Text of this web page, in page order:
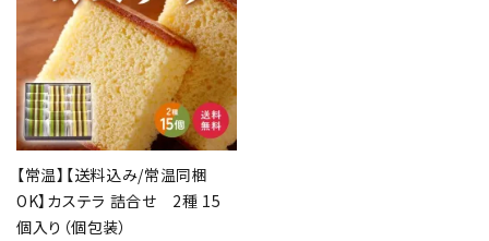
【常温】【送料込み/常温同梱
OK】カステラ 詰合せ 2種 15
個入り（個包装）